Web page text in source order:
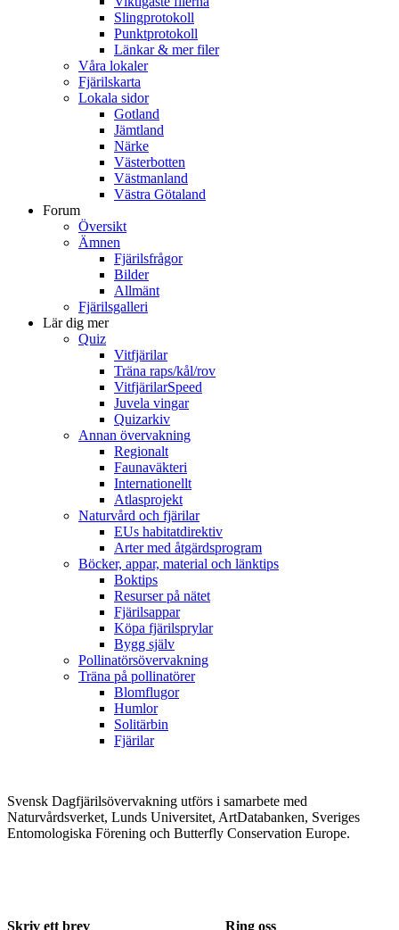
Slingprotokoll
Punktprotokoll
Länkar & mer filer
Våra lokaler
Fjärilskarta
Lokala sidor
Gotland
Jämtland
Närke
Västerbotten
Västmanland
Västra Götaland
Forum
Översikt
Ämnen
Fjärilsfrågor
Bilder
Allmänt
Fjärilsgalleri
Lär dig mer
Quiz
Vitfjärilar
Träna raps/kål/rov
VitfjärilarSpeed
Juvela vingar
Quizarkiv
Annan övervakning
Regionalt
Faunaväkteri
Internationellt
Atlasprojekt
Naturvård och fjärilar
EUs habitatdirektiv
Arter med åtgärdsprogram
Böcker, appar, material och länktips
Boktips
Resurser på nätet
Fjärilsappar
Köpa fjärilsprylar
Bygg själv
Pollinatörsövervakning
Träna på pollinatörer
Blomflugor
Humlor
Solitärbin
Fjärilar
Svensk Dagfjärilsövervakning utförs i samarbete med
Naturvårdsverket, Lunds Universitet, ArtDatabanken, Sveriges
Entomologiska Förening och Butterfly Conservation Europe.
Skriv ett brev Ring oss